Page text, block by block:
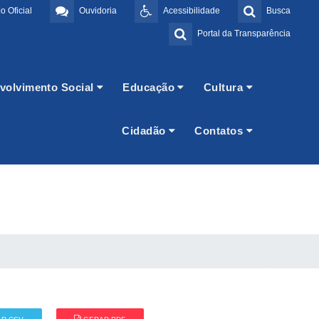
Busca
Acessibilidade
Ouvidoria
Oficial
Portal da Transparência
Social Educação Cultura
Cidadão Contatos